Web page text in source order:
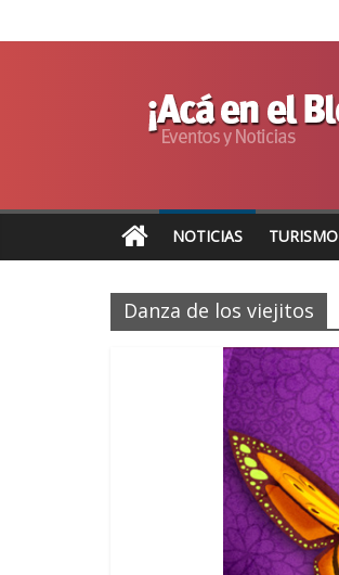
NOTICIAS TURISMO
Danza de los viejitos